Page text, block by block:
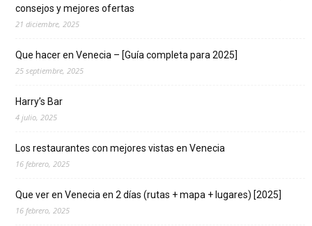
consejos y mejores ofertas
21 diciembre, 2025
Que hacer en Venecia – [Guía completa para 2025]
25 septiembre, 2025
Harry’s Bar
4 julio, 2025
Los restaurantes con mejores vistas en Venecia
16 febrero, 2025
Que ver en Venecia en 2 días (rutas + mapa + lugares) [2025]
16 febrero, 2025